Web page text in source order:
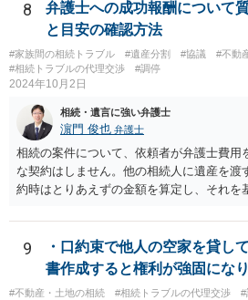
なければならないでしょうから、現実的
は必要でしょう。
8
弁護士への成功報酬について
と目安の確認方法
#家族間の相続トラブル #遺産分割 #協議
#不動
#相続トラブルの代理交渉
#調停
2024年10月2日
相続・遺言に強い弁護士
濵門 俊也 弁護士
相続の案件について、依頼者が弁護士費用
な契約はしません。他の相続人に遺産を渡
約時はとりあえずの金額を算定し、それを
あり得ます。 今後の見通しを言わないで
が納得できる説明を受けるべきです。
9
・口約束で他人の空家を貸し
書作成すると権利が強固にな
#不動産・土地の相続 #相続トラブルの代理交渉 #